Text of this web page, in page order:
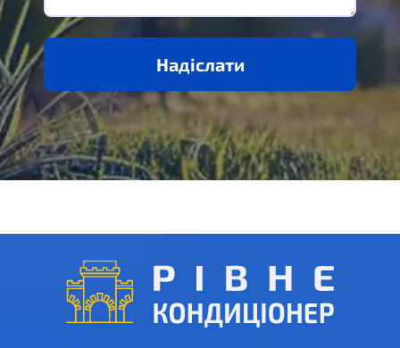
Надіслати